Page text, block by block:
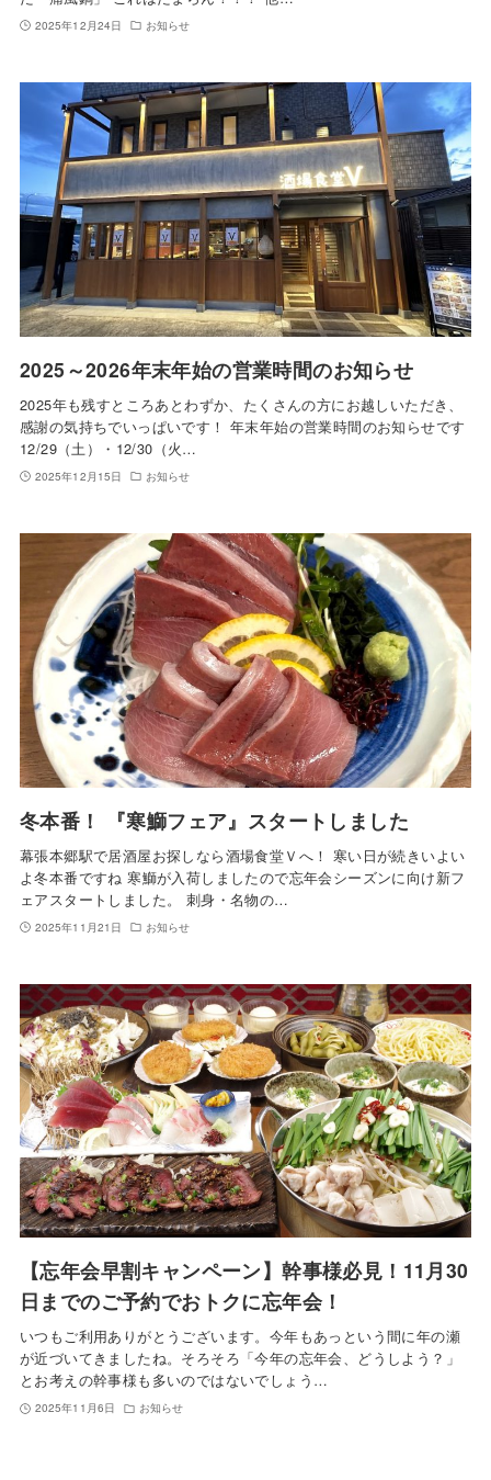
2025年12月24日 お知らせ
2025～2026年末年始の営業時間のお知らせ
2025年も残すところあとわずか、たくさんの方にお越しいただき、
感謝の気持ちでいっぱいです！ 年末年始の営業時間のお知らせです
12/29（土）・12/30（火…
2025年12月15日 お知らせ
冬本番！ 『寒鰤フェア』スタートしました
幕張本郷駅で居酒屋お探しなら酒場食堂Ｖへ！ 寒い日が続きいよい
よ冬本番ですね 寒鰤が入荷しましたので忘年会シーズンに向け新フ
ェアスタートしました。 刺身・名物の…
2025年11月21日 お知らせ
【忘年会早割キャンペーン】幹事様必見！11月30
日までのご予約でおトクに忘年会！
いつもご利用ありがとうございます。今年もあっという間に年の瀬
が近づいてきましたね。そろそろ「今年の忘年会、どうしよう？」
とお考えの幹事様も多いのではないでしょう…
2025年11月6日 お知らせ